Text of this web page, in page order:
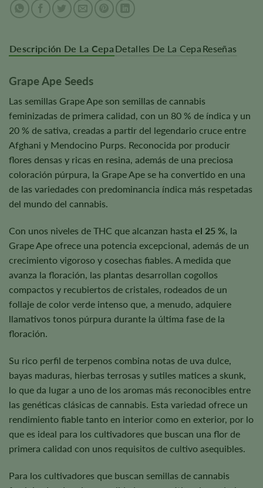
Descripción De La Cepa Detalles De La Cepa Reseñas
Grape Ape Seeds
Las semillas Grape Ape son semillas de cannabis
feminizadas de primera calidad, con un 80 % de índica y un
20 % de sativa, creadas a partir del legendario cruce entre
Afghani y Mendocino Purps. Reconocida por producir
flores densas y ricas en resina, además de una preciosa
coloración púrpura, la Grape Ape se ha convertido en una
de las variedades con predominancia índica más respetadas
del mundo del cannabis.
Con unos niveles de THC que alcanzan hasta el 25 %, la
Grape Ape ofrece una potencia excepcional, además de un
crecimiento vigoroso y cosechas fiables. A medida que
avanza la floración, las plantas desarrollan cogollos
compactos y recubiertos de cristales, rodeados de un
follaje de color verde intenso que, a menudo, adquiere
llamativos tonos púrpura durante la última fase de la
floración.
Su rico perfil de terpenos combina notas de uva dulce,
bayas maduras, hierbas terrosas y sutiles matices a skunk,
lo que da lugar a uno de los aromas más reconocibles entre
las genéticas clásicas de cannabis. Esta variedad ofrece un
rendimiento fiable tanto en interior como en exterior, por lo
que es ideal para los cultivadores que buscan una flor de
primera calidad con unos requisitos de cultivo asequibles.
Para los cultivadores que buscan semillas de cannabis